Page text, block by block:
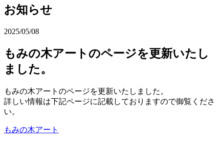
お知らせ
2025/05/08
もみの木アートのページを更新いたし
ました。
もみの木アートのページを更新いたしました。
詳しい情報は下記ページに記載しておりますので御覧くださ
い。
もみの木アート